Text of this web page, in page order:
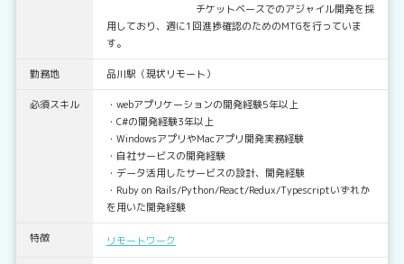
チケットベースでのアジャイル開発を採
用しており、週に1回進捗確認のためのMTGを行っていま
す。
勤務地 品川駅（現状リモート）
必須スキル
・webアプリケーションの開発経験5年以上
・C#の開発経験3年以上
・WindowsアプリやMacアプリ開発実務経験
・自社サービスの開発経験
・データ活用したサービスの設計、開発経験
・Ruby on Rails/Python/React/Redux/Typescriptいずれか
を用いた開発経験
特徴 リモートワーク